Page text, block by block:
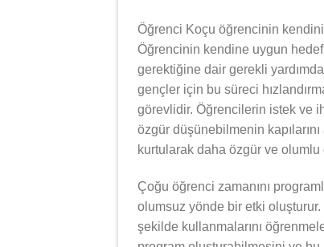
Öğrenci Koçu öğrencinin
Öğrencinin kendine uygun
gerektiğine dair gerekli
gençler için bu süreci
görevlidir. Öğrencilerin istek ve
özgür düşünebilmenin
kurtularak daha özgür ve olumlu
Çoğu öğrenci zamanını
olumsuz yönde bir etki oluşturur.
şekilde kullanmalarını